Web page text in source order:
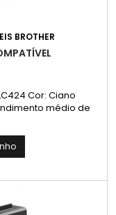
BROTHER
Cor: Ciano
médio de
IEC 24711 e
real varia
das páginas